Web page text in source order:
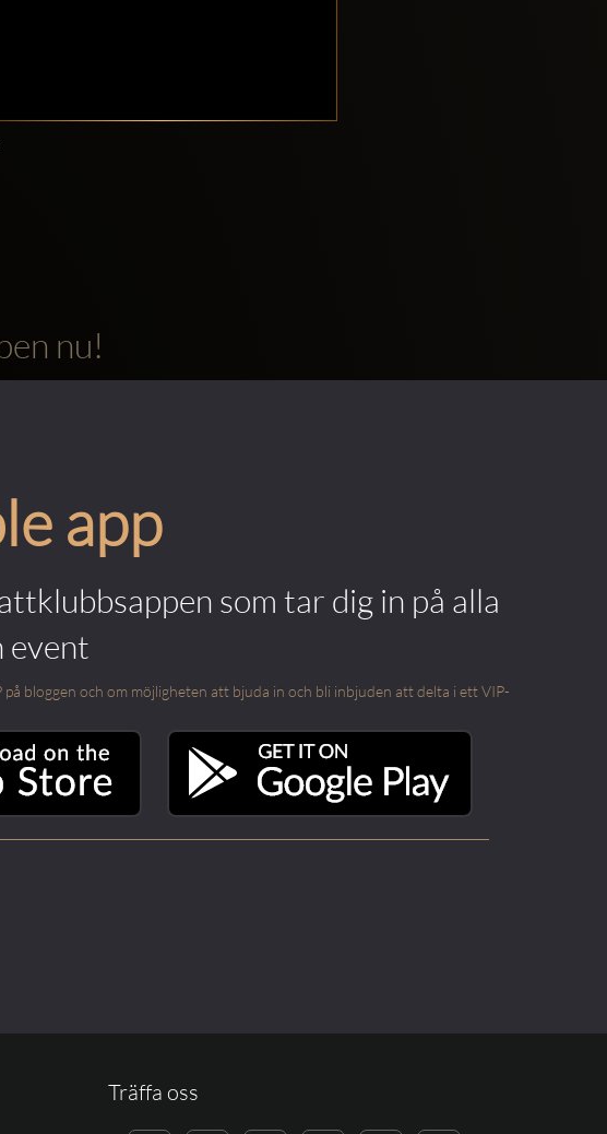
nu!
app
som tar dig in på alla
event
på bloggen och om möjligheten att bjuda in och bli inbjuden att delta i ett VIP-
Träffa oss